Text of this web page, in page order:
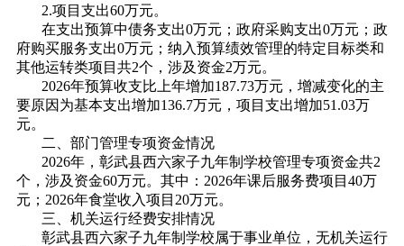
2.项目支出60万元。
在支出预算中债务支出0万元；政府采购支出0万元；政
府购买服务支出0万元；纳入预算绩效管理的特定目标类和
其他运转类项目共2个，涉及资金2万元。
2026年预算收支比上年增加187.73万元，增减变化的主
要原因为基本支出增加136.7万元，项目支出增加51.03万
元。
二、部门管理专项资金情况
2026年，彰武县西六家子九年制学校管理专项资金共2
个，涉及资金60万元。其中：2026年课后服务费项目40万
元；2026年食堂收入项目20万元。
三、机关运行经费安排情况
彰武县西六家子九年制学校属于事业单位，无机关运行